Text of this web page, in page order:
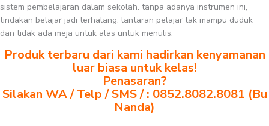
sistem pembelajaran dalam sekolah. tanpa adanya instrumen ini,
tindakan belajar jadi terhalang. lantaran pelajar tak mampu duduk
dan tidak ada meja untuk alas untuk menulis.
Produk terbaru dari kami hadirkan kenyamanan
luar biasa untuk kelas!
Penasaran?
Silakan WA / Telp / SMS / : 0852.8082.8081 (Bu
Nanda)